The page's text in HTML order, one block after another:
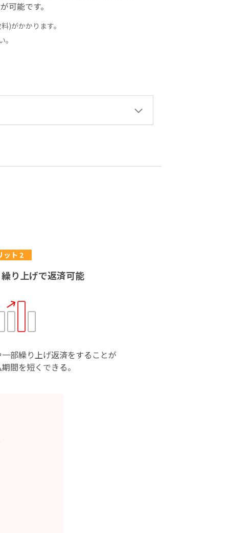
可能です。
)がかかります。
ット 2
り上げで返済可能
部繰り上げ返済をすることが
間を短くできる。